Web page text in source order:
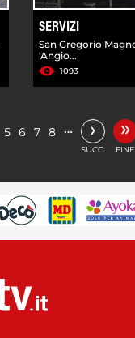
SERVIZI
San Gregorio
'Angio...
1093
5 6 7 8 … ›
SUCC.
»
FINE